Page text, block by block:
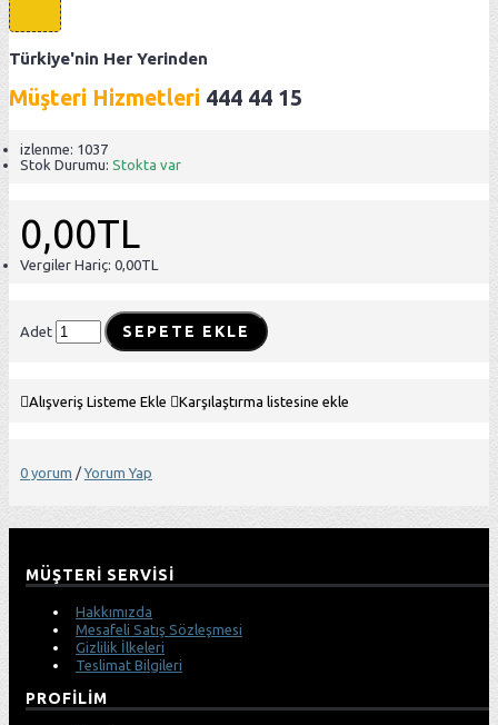
Türkiye'nin Her Yerinden
Müşteri Hizmetleri 444 44 15
izlenme: 1037
Stok Durumu: Stokta var
0,00TL
Vergiler Hariç: 0,00TL
Adet SEPETE EKLE
Alışveriş Listeme Ekle Karşılaştırma listesine ekle
0 yorum /Yorum Yap
MÜŞTERI SERVISI
Hakkımızda
Mesafeli Satış Sözleşmesi
Gizlilik İlkeleri
Teslimat Bilgileri
PROFILIM